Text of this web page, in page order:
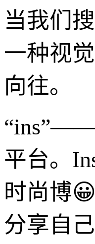
当我们
一种视
向往。
“ins”——
平台。
时尚博
分享自